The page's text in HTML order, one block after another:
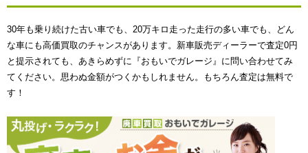
30年も乗り続けた古い車でも、20万キロ走った走行の多い車でも、どん
な車にも高価買取のチャンスがあります。新車販売ディーラーで査定0円
と提示されても、あきらめずに『おもいでガレージ』に問い合わせてみ
てください。思わぬ金額がつくかもしれません。もちろん査定は無料で
す！